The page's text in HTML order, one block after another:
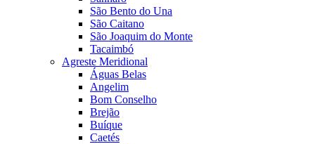
São Bento do Una
São Caitano
São Joaquim do Monte
Tacaimbó
Agreste Meridional
Águas Belas
Angelim
Bom Conselho
Brejão
Buíque
Caetés